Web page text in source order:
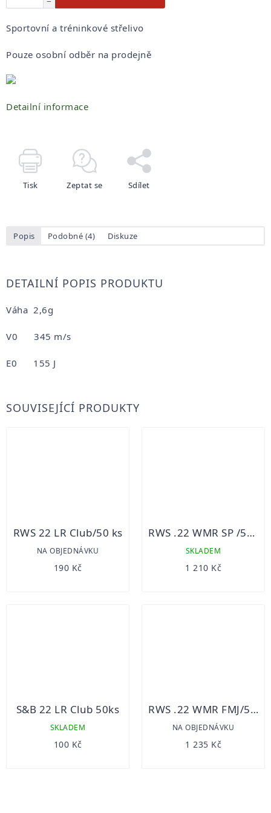
Sportovní a tréninkové střelivo
Pouze osobní odběr na prodejně
Detailní informace
Tisk Zeptat se Sdílet
Popis Podobné (4) Diskuze
DETAILNÍ POPIS PRODUKTU
Váha 2,6g
V0 345 m/s
E0 155 J
SOUVISEJÍCÍ PRODUKTY
RWS 22 LR Club/50 ks
NA OBJEDNÁVKU
190 Kč
RWS .22 WMR SP /50 ks
SKLADEM
1 210 Kč
S&B 22 LR Club 50ks
SKLADEM
100 Kč
RWS .22 WMR FMJ/50 ks
NA OBJEDNÁVKU
1 235 Kč